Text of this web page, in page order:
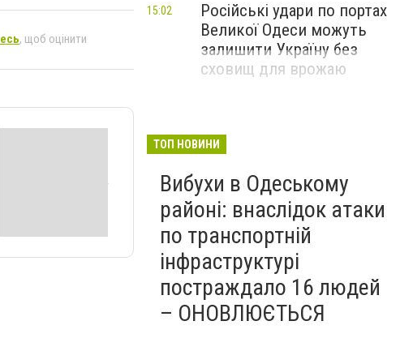
, щоб оцінити
Російські удари по портах
Великої Одеси можуть
залишити Україну без
сховищ для врожаю
15:02
ТОП НОВИНИ
Вибухи в Одеському
районі: внаслідок атаки
по транспортній
інфраструктурі
постраждало 16 людей
– ОНОВЛЮЄТЬСЯ